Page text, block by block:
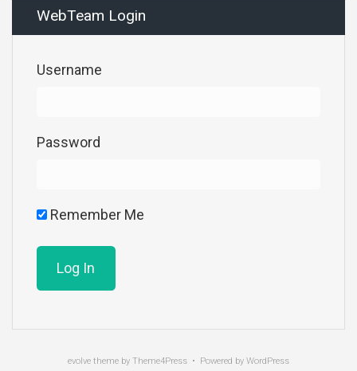
WebTeam Login
Username
Password
Remember Me
evolve theme by Theme4Press • Powered by WordPress